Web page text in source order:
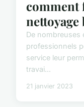
comment
nettoyage
De nombreuses
professionnels
service leur
travai...
21 janvier 2023